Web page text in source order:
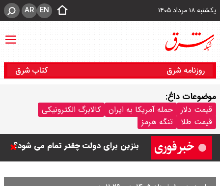
یکشنبه ۱۸ مرداد ۱۴۰۵ EN
AR
روزنامه شرق کتاب شرق
موضوعات داغ:
قیمت دلار حمله آمریکا به ایران
کالابرگ الکترونیکی
قیمت طلا
تنگه هرمز
بنزین برای دولت چقدر تمام می شود؟
درصد افزایش می دهند